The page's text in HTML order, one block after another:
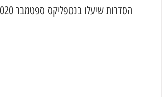
הסדרות שיעלו בנטפליקס ספטמבר 2020